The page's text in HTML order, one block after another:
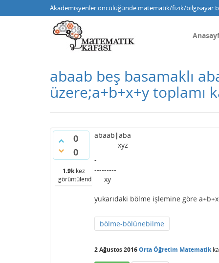
Akademisyenler öncülüğünde matematik/fizik/bilgisayar
abaab beş basamaklı
üzere;a+b+x+y toplamı
0
0
1.9kkez
görüntülendi
abaab |aba
xyz
-
---------
xy
yukarıdaki bölme işlemine göre
bölme-bölünebilme
2 Ağustos 2016Orta Öğretim Matematik